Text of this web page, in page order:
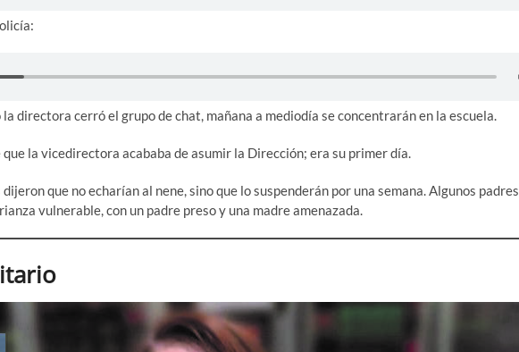
la directora cerró el grupo de chat, mañana a mediodía se concentrarán en la escuela.
la vicedirectora acababa de asumir la Dirección; era su primer día.
que no echarían al nene, sino que lo suspenderán por una semana. Algunos padres
vulnerable, con un padre preso y una madre amenazada.